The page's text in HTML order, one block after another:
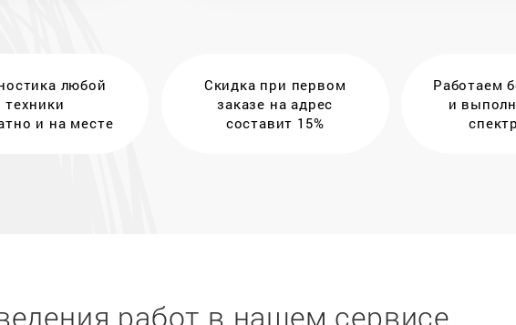
любой
техники
и на месте
Скидка при первом
заказе на адрес
составит 15%
Работаем
и
работ в нашем сервисе